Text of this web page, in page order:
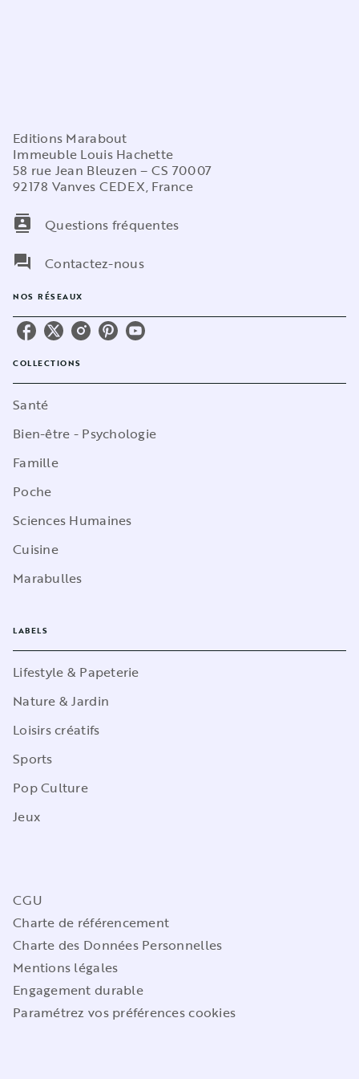
Editions Marabout
Immeuble Louis Hachette
58 rue Jean Bleuzen – CS 70007
92178 Vanves CEDEX, France
contacts
Questions fréquentes
question_answer
Contactez-nous
NOS RÉSEAUX
COLLECTIONS
Santé
Bien-être - Psychologie
Famille
Poche
Sciences Humaines
Cuisine
Marabulles
LABELS
Lifestyle & Papeterie
Nature & Jardin
Loisirs créatifs
Sports
Pop Culture
Jeux
CGU
Charte de référencement
Charte des Données Personnelles
Mentions légales
Engagement durable
Paramétrez vos préférences cookies